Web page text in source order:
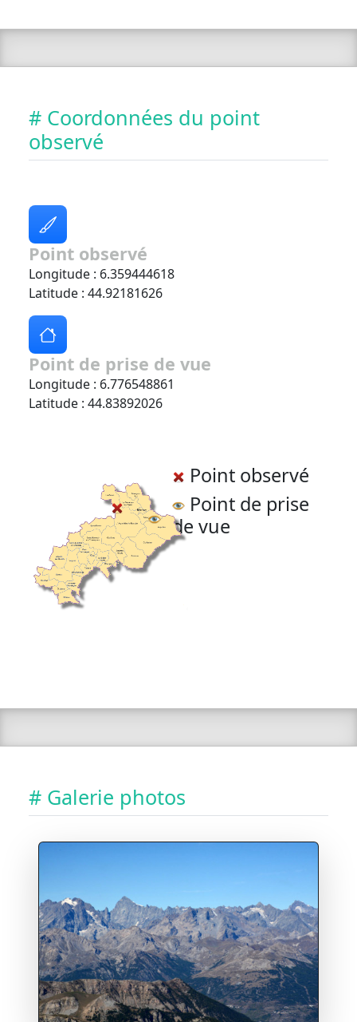
# Coordonnées du point
observé
Point observé
Longitude : 6.359444618
Latitude : 44.92181626
Point de prise de vue
Longitude : 6.776548861
Latitude : 44.83892026
Point observé
Point de prise
de vue
# Galerie photos